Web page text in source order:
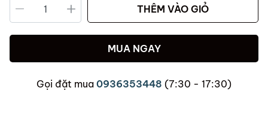
THÊM VÀO GIỎ
MUA NGAY
Gọi đặt mua 0936353448 (7:30 - 17:30)